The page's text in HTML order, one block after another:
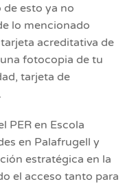
de esto ya no
lo mencionado
acreditativa de
fotocopia de tu
tarjeta de
PER en Escola
en Palafrugell y
estratégica en la
el acceso tanto para